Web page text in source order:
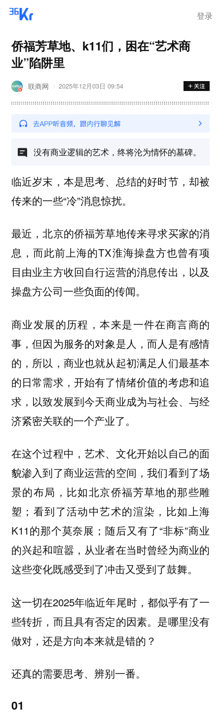
登录
侨福芳草地、k11们，困在“艺术商
业”陷阱里
联商网 2025年12月03日 09:54
没有商业逻辑的艺术，终将沦为情怀的墓碑。
临近岁末，本是思考、总结的好时节，却被
传来的一些“冷”消息惊扰。
最近，北京的侨福芳草地传来寻求买家的消
息，而此前上海的TX淮海操盘方也曾有项
目由业主方收回自行运营的消息传出，以及
操盘方公司一些负面的传闻。
商业发展的历程，本来是一件在商言商的
事，但因为服务的对象是人，而人是有感情
的，所以，商业也就从起初满足人们最基本
的日常需求，开始有了情绪价值的考虑和追
求，以致发展到今天商业成为与社会、与经
济紧密关联的一个产业了。
在这个过程中，艺术、文化开始以自己的面
貌渗入到了商业运营的空间，我们看到了场
景的布局，比如北京侨福芳草地的那些雕
塑；看到了活动中艺术的渲染，比如上海
K11的那个莫奈展；随后又有了“非标”商业
的兴起和喧嚣，从业者在当时曾经为商业的
这些变化既感受到了冲击又受到了鼓舞。
这一切在2025年临近年尾时，都似乎有了一
些转折，而且具有否定的因素。是哪里没有
做对，还是方向本来就是错的？
还真的需要思考、辨别一番。
01